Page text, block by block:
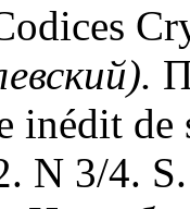
inédit de
N 3/4.